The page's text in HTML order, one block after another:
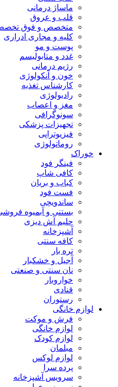
ماساژ درمانی
قلب و عروق
متخصص و فوق
کلیه و مجاری ادراری
پوست و مو
غدد و متابولیسم
رژیم درمانی
خون و آنکولوژی
کارشناس تغذیه
رادیولوژی
مغز و اعصاب
سونوگرافی
تجهیزات پزشکی
فیزیوتراپی
روماتولوژی
خوراک
فینگر فود
کافی شاپ
کباب و بریان
فست فود
ساندویچی
بستنی و آبمیوه
حلیم آش دیزی
آشپزخانه
کافه سنتی
تره بار
آجیل و خشکبار
نان سنتی و صنعتی
خواروبار
قنادی
رستوران
لوازم خانگی
فرش و موکت
لوازم خانگی
لوازم کودک
مبلمان
لوازم لوکس
پرده سرا
سرویس آشپزخانه